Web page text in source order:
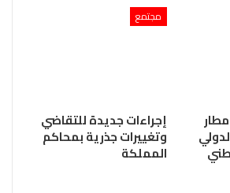
مجتمع
إجراءات جديدة للتقاضي
وتغييرات جذرية بمحاكم
المملكة